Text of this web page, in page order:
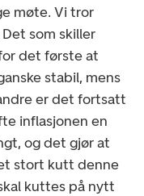
møte. Vi tror
som skiller
det første at
stabil, mens
er det fortsatt
inflasjonen en
og det gjør at
stort kutt denne
kuttes på nytt